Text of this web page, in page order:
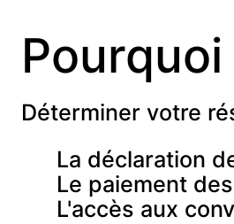
Déterminer votre
La déclaration
Le paiement
L'accès aux